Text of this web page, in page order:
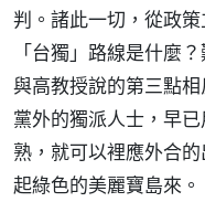
判。諸此一切，從政
「台獨」路線是什麼
與高教授說的第三點
黨外的獨派人士，早
熟，就可以裡應外合
起綠色的美麗寶島來。